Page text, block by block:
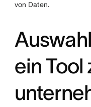
von Daten.
ein Tool